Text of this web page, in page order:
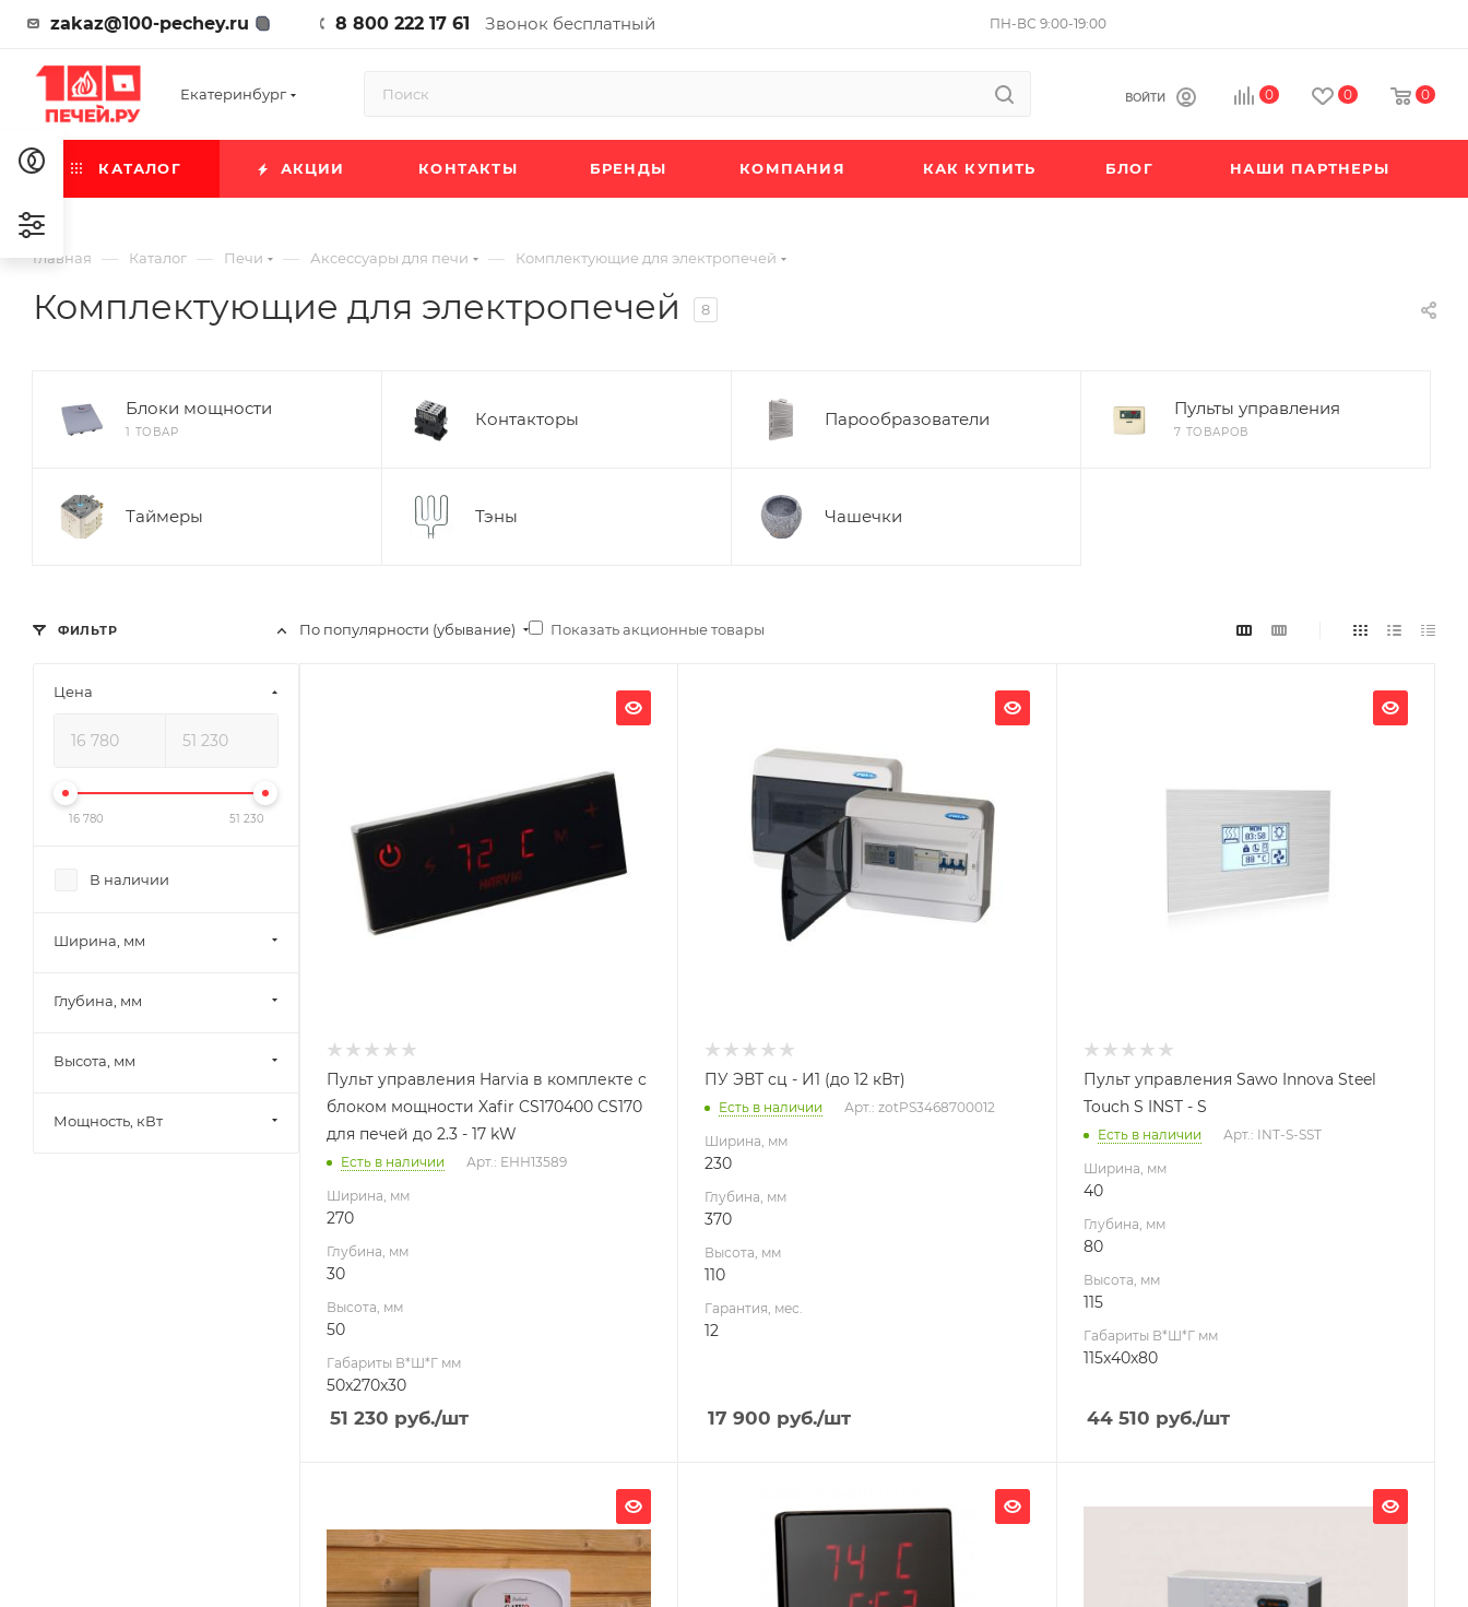
zakaz@100-pechey.ru 8 800 222 17 61 Звонок бесплатный ПН-ВС 9:00-19:00
Екатеринбург ВОЙТИ 0 0 0
КАТАЛОГ АКЦИИ КОНТАКТЫ БРЕНДЫ КОМПАНИЯ КАК КУПИТЬ БЛОГ НАШИ ПАРТНЕРЫ
Главная — Каталог — Печи — Аксессуары для печи — Комплектующие для электропечей
Комплектующие для электропечей 8
Блоки мощности
1 ТОВАР
Контакторы Парообразователи
Пульты управления
7 ТОВАРОВ
Таймеры Тэны Чашечки
По популярности (убывание) Показать акционные товары
Габариты В*Ш*Г мм
50x270x30
Пульт управления Harvia в комплекте с
блоком мощности Xafir CS170400 CS170
для печей до 2.3 - 17 kW
Есть в наличии Арт.: ЕНН13589
Ширина, мм
270
Глубина, мм
30
Высота, мм
50
Габариты В*Ш*Г мм
50x270x30
51 230 руб./шт
Глубина, мм
Гарантия, мес.
ПУ ЭВТ сц - И1 (до 12 кВт)
Есть в наличии Арт.: zotPS3468700012
Ширина, мм
230
Глубина, мм
370
Высота, мм
110
Гарантия, мес.
12
17 900 руб./шт
Пульт управления Sawo Innova Steel
Touch S INST - S
Есть в наличии Арт.: INT-S-SST
Ширина, мм
40
Глубина, мм
80
Высота, мм
115
Габариты В*Ш*Г мм
115x40x80
44 510 руб./шт
ФИЛЬТР
Цена
16 780 51 230
В наличии
Ширина, мм
Глубина, мм
Высота, мм
Мощность, кВт